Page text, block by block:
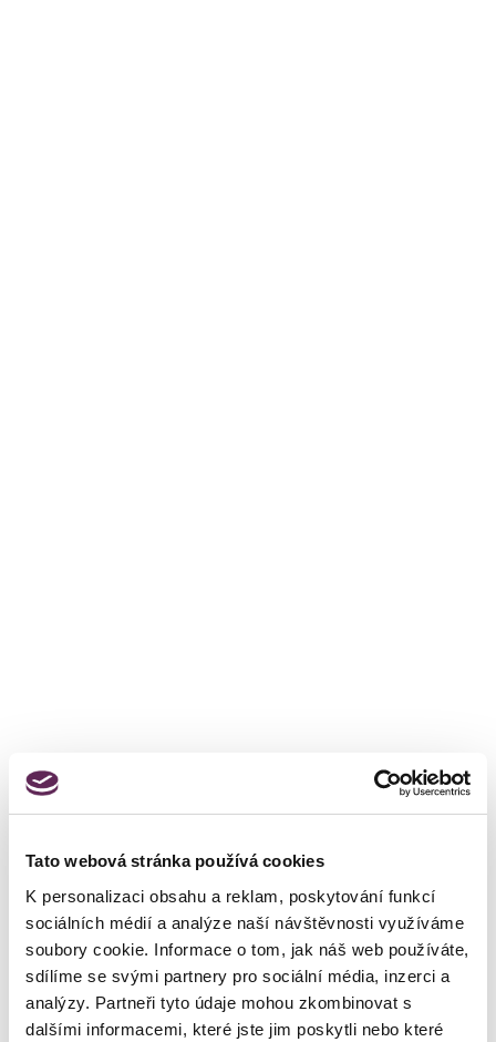
Tato webová stránka používá cookies
K personalizaci obsahu a reklam, poskytování funkcí
sociálních médií a analýze naší návštěvnosti využíváme
soubory cookie. Informace o tom, jak náš web používáte,
sdílíme se svými partnery pro sociální média, inzerci a
analýzy. Partneři tyto údaje mohou zkombinovat s
dalšími informacemi, které jste jim poskytli nebo které